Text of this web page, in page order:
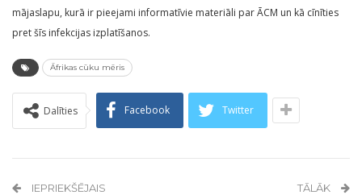
mājaslapu, kurā ir pieejami informatīvie materiāli par ĀCM un kā cīnīties
pret šīs infekcijas izplatīšanos.
Āfrikas cūku mēris
Dalīties Facebook Twitter
IEPRIEKŠĒJAIS TĀLĀK